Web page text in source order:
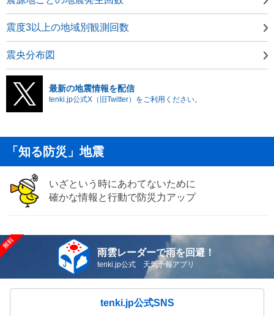
震度3以上の地域別観測回数
震央分布図
最新の地震情報を配信
tenki.jp公式X（旧Twitter）をご利用ください。
「知る防災」地震
いざという時にあわてないために
確かな情報と行動で防災力アップ
雨雲レーダーで雨を回避！
tenki.jp公式 天気予報アプリ
tenki.jp公式SNS